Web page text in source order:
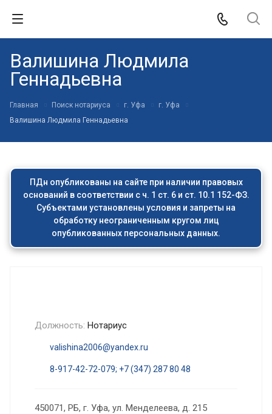
Валишина Людмила
Геннадьевна
Главная Поиск нотариуса г. Уфа
г. Уфа
Валишина Людмила Геннадьевна
ПДн опубликованы на сайте при наличии правовых
оснований в соответствии с ч. 1 ст. 6 и ст. 10.1 152-ФЗ.
Субъектами установлены условия и запреты на
обработку неограниченным кругом лиц
опубликованных персональных данных.
Должность: Нотариус
valishina2006@yandex.ru
8-917-42-72-079; +7 (347) 287 80 48
450071, РБ, г. Уфа, ул. Менделеева, д. 215